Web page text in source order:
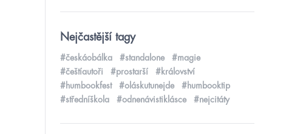
Nejčastější tagy
#českáobálka #standalone
#magie
#češtíautoři
#prostarší
#království
#humbookfest
#oláskutunejde
#humbooktip
#středníškola
#odnenávistiklásce #nejcitáty